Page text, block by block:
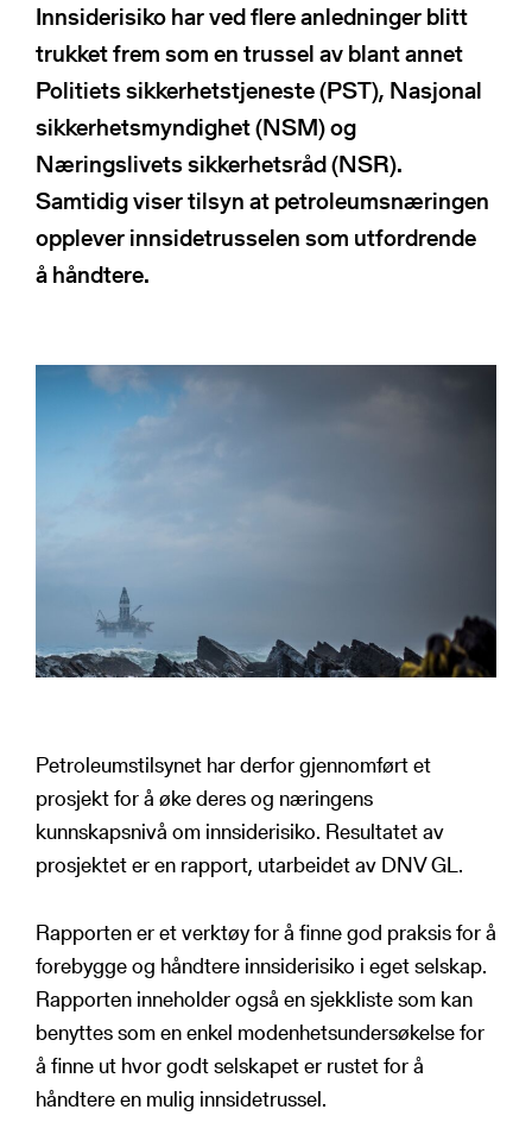
NSRs kontaktregister
Varde
Heimdall
Basun
VTS-analyse
Foredrag
Publikasjoner
Informasjonsdeling
Om NSR
NSR Strategi
Vedtekter
Ansatte
Kontakt oss
Bli medlem
NSR Beredskap
Søk
Innsiderisiko har ved flere anledninger blitt
trukket frem som en trussel av blant annet
Politiets sikkerhetstjeneste (PST), Nasjonal
sikkerhetsmyndighet (NSM) og
Næringslivets sikkerhetsråd (NSR).
Samtidig viser tilsyn at petroleumsnæringen
opplever innsidetrusselen som utfordrende
å håndtere.
Petroleumstilsynet har derfor gjennomført et
prosjekt for å øke deres og næringens
kunnskapsnivå om innsiderisiko. Resultatet av
prosjektet er en rapport, utarbeidet av DNV GL.
Rapporten er et verktøy for å finne god praksis for å
forebygge og håndtere innsiderisiko i eget selskap.
Rapporten inneholder også en sjekkliste som kan
benyttes som en enkel modenhetsundersøkelse for
å finne ut hvor godt selskapet er rustet for å
håndtere en mulig innsidetrussel.